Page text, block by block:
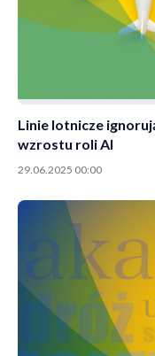
Linie lotnicze
wzrostu roli AI
29.06.2025 00:00